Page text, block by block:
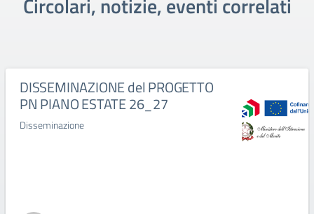
DISSEMINAZIONE del PROGETTO
PN PIANO ESTATE 26_27
Disseminazione